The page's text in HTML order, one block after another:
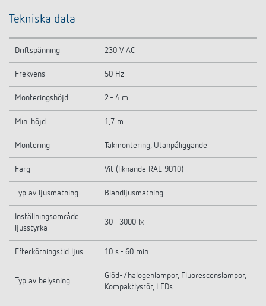
Tekniska data
Driftspänning 230 V AC
Frekvens 50 Hz
Monteringshöjd 2 - 4 m
Min. höjd 1,7 m
Montering Takmontering, Utanpåliggande
Färg Vit (liknande RAL 9010)
Typ av ljusmätning Blandljusmätning
Inställningsområde
ljusstyrka
30 - 3000 lx
Efterkörningstid ljus 10 s - 60 min
Typ av belysning
Glöd-/halogenlampor, Fluorescenslampor,
Kompaktlysrör, LEDs